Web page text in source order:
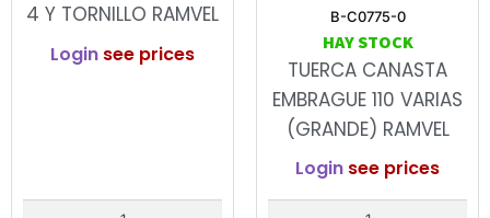
4 Y TORNILLO RAMVEL
Login see prices
B-C0775-0
HAY STOCK
TUERCA CANASTA
EMBRAGUE 110 VARIAS
(GRANDE) RAMVEL
Login see prices